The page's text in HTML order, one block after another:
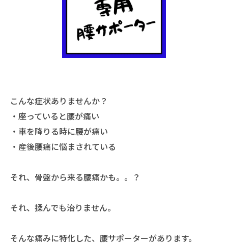
こんな症状ありませんか？
・座っていると腰が痛い
・車を降りる時に腰が痛い
・産後腰痛に悩まされている
それ、骨盤から来る腰痛かも。。？
それ、揉んでも治りません。
そんな痛みに特化した、腰サポーターがあります。